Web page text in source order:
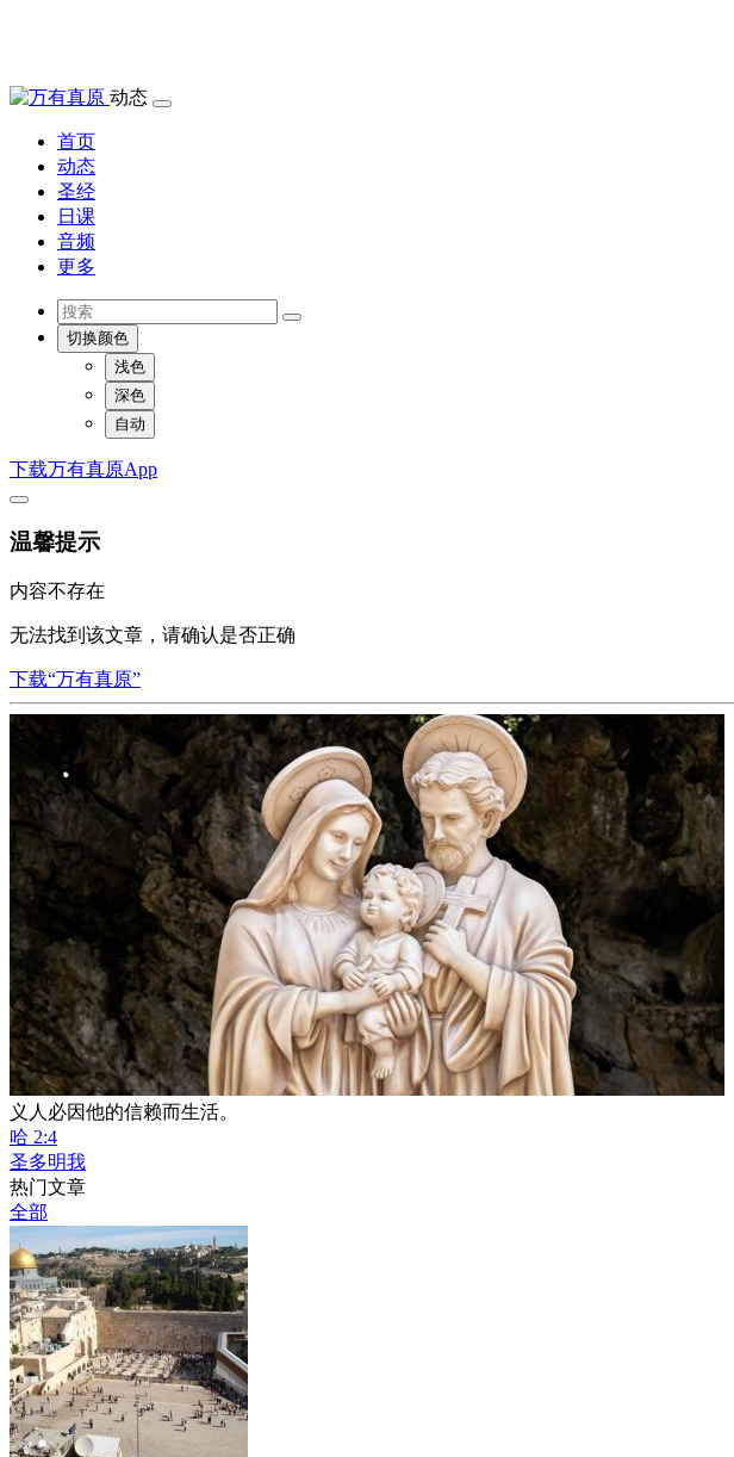
动态
首页
动态
圣经
日课
音频
更多
切换颜色
浅色
深色
自动
下载万有真原App
温馨提示
内容不存在
无法找到该文章，请确认是否正确
下载“万有真原”
义人必因他的信赖而生活。
哈 2:4
圣多明我
热门文章
全部